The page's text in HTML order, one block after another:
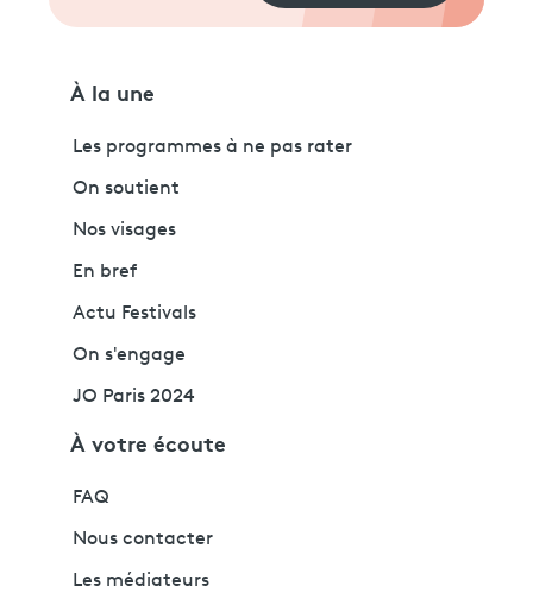
À la une
Les programmes à ne pas rater
On soutient
Nos visages
En bref
Actu Festivals
On s'engage
JO Paris 2024
À votre écoute
FAQ
Nous contacter
Les médiateurs